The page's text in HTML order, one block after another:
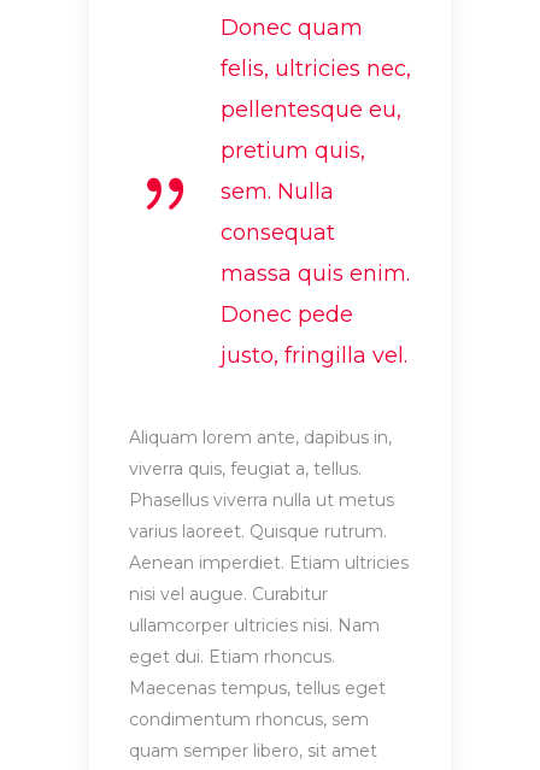
Donec quam
felis, ultricies nec,
pellentesque eu,
pretium quis,
sem. Nulla
consequat
massa quis enim.
Donec pede
justo, fringilla vel.
Aliquam lorem ante, dapibus in,
viverra quis, feugiat a, tellus.
Phasellus viverra nulla ut metus
varius laoreet. Quisque rutrum.
Aenean imperdiet. Etiam ultricies
nisi vel augue. Curabitur
ullamcorper ultricies nisi. Nam
eget dui. Etiam rhoncus.
Maecenas tempus, tellus eget
condimentum rhoncus, sem
quam semper libero, sit amet